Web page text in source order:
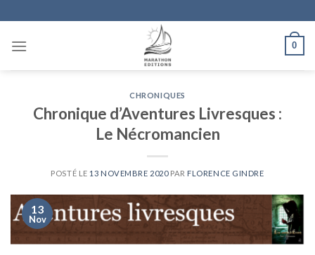
to
content
0
CHRONIQUES
Chronique d’Aventures Livresques :
Le Nécromancien
POSTÉ LE 13 NOVEMBRE 2020PAR FLORENCE GINDRE
13
Nov